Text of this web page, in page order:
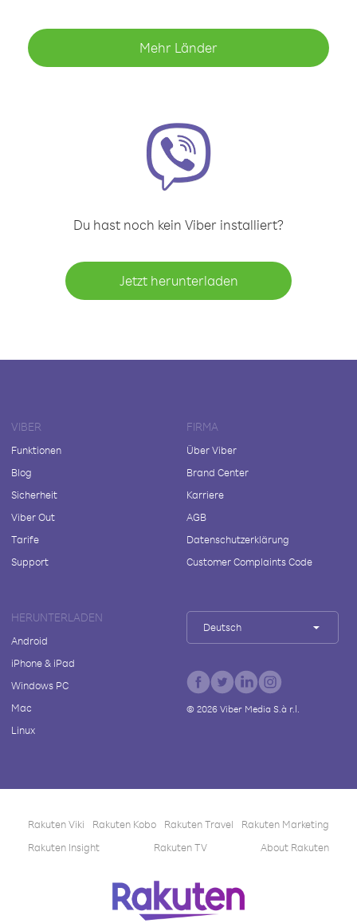
Mehr Länder
Du hast noch kein Viber installiert?
Jetzt herunterladen
VIBER
Funktionen
Blog
Sicherheit
Viber Out
Tarife
Support
FIRMA
Über Viber
Brand Center
Karriere
AGB
Datenschutzerklärung
Customer Complaints Code
HERUNTERLADEN
Android
iPhone & iPad
Windows PC
Mac
Linux
Deutsch
© 2026Viber Media S.à r.l.
Rakuten Viki Rakuten Kobo Rakuten Travel
Rakuten Marketing
Rakuten Insight
Rakuten TV About Rakuten